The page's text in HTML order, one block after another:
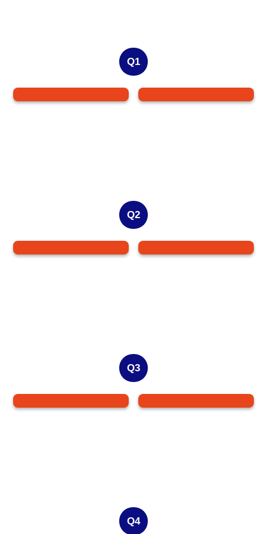
Q1
Q2
Q3
Q4